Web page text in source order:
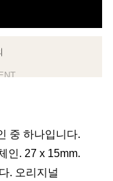
하세요
중 하나입니다.
인. 27 x 15mm.
. 오리지널